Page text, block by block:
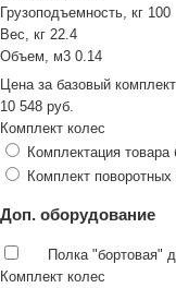
Грузоподъемность, кг 100
Вес, кг 22.4
Объем, м3 0.14
Цена за базовый комплект
10 548 руб.
Комплект колес
Комплектация товара
Комплект
Доп. оборудование
Полка "бортовая"
Комплект колес